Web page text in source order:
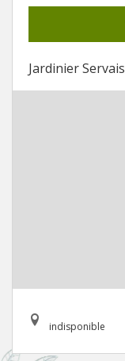
Jardinier Servais
indisponible